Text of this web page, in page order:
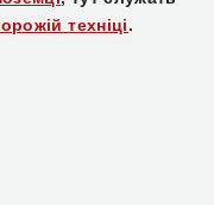
техніці.